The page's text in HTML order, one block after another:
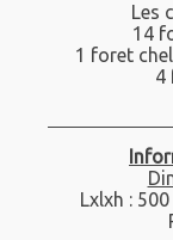
Les
14
1 foret
4
Lxlxh :